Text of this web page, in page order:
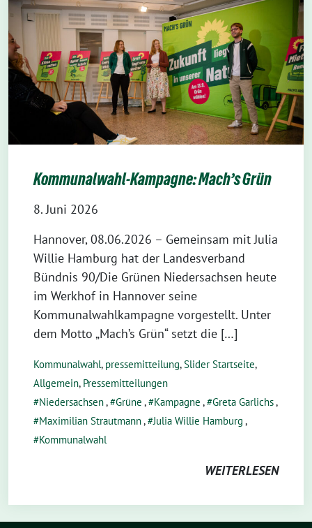
Kommunalwahl-Kampagne: Mach’s Grün
8. Juni 2026
Hannover, 08.06.2026 – Gemeinsam mit Julia
Willie Hamburg hat der Landesverband
Bündnis 90/Die Grünen Niedersachsen heute
im Werkhof in Hannover seine
Kommunalwahlkampagne vorgestellt. Unter
dem Motto „Mach’s Grün“ setzt die […]
Kommunalwahl, pressemitteilung,Slider Startseite,
Allgemein, Pressemitteilungen
Niedersachsen, Grüne , Kampagne , Greta Garlichs,
Maximilian Strautmann, Julia Willie Hamburg ,
Kommunalwahl
WEITERLESEN